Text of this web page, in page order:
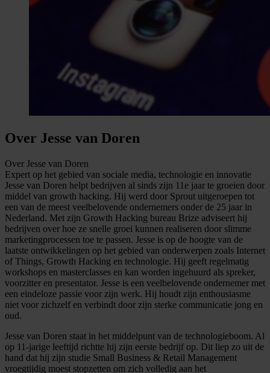
Over Jesse van Doren
Over Jesse van Doren
Expert op het gebied van sociale media, technologie en innovatie
Jesse van Doren helpt bedrijven al sinds zijn 11e jaar te groeien door
middel van growth hacking. Hij werd door Sprout uitgeroepen tot
een van de meest veelbelovende ondernemers onder de 25 jaar in
Nederland. Met zijn Growth Hacking bureau Brize adviseert hij
bedrijven over hoe ze snelle groei kunnen realiseren door slimme
marketingprocessen toe te passen. Jesse is op de hoogte van de
laatste ontwikkelingen op het gebied van onderwerpen zoals Internet
of Things, Growth Hacking en technologie. Hij geeft regelmatig
workshops en masterclasses en kan worden ingehuurd als spreker,
voorzitter en presentator. Jesse is een veelbelovende ondernemer met
een eindeloze passie voor zijn werk. Hij houdt zijn enthousiasme
niet voor zichzelf en verbindt door zijn sterke communicatie jong en
oud.
Jesse van Doren staat in het middelpunt van de technologieboom. Al
op 11-jarige leeftijd richtte hij zijn eerste bedrijf op. Dit liep zo uit de
hand dat hij zijn studie Small Business & Retail Management
vroegtijdig moest stopzetten om zich volledig aan het